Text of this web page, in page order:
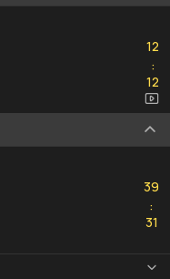
12
:12
12
39
:31
31